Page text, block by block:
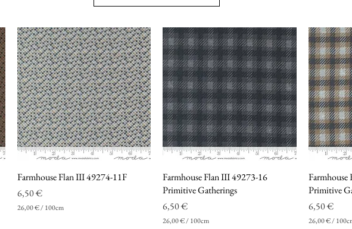
Vista rapida
Farmhouse Flan III 49274-11F
Prezzo
6,50 €
26,00 €/100cm
Vista rapida
Farmhouse Flan III 49273-16
Primitive Gatherings
Prezzo
6,50 €
26,00 €/100cm
Primitive
Prezzo
6,50 €
26,00 €/